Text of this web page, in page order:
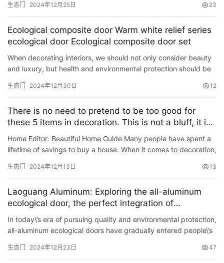
生态门 2024年12月25日 23
Ecological composite door Warm white relief series
ecological door Ecological composite door set
When decorating interiors, we should not only consider beauty
and luxury, but health and environmental protection should be
生态门 2024年12月30日 12
There is no need to pretend to be too good for
these 5 items in decoration. This is not a bluff, it is
the experience of people who have been there.
Home Editor: Beautiful Home Guide Many people have spent a
lifetime of savings to buy a house. When it comes to decoration,
生态门 2024年12月13日 13
Laoguang Aluminum: Exploring the all-aluminum
ecological door, the perfect integration of
environmental protection and fashion
In today\’s era of pursuing quality and environmental protection,
all-aluminum ecological doors have gradually entered people\’s
生态门 2024年12月23日 47